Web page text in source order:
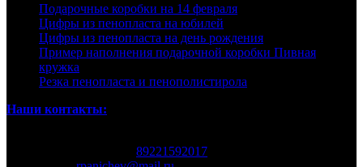
Подарочные коробки на 14 февраля
Цифры из пенопласта на юбилей
Цифры из пенопласта на день рождения
Пример наполнения подарочной коробки Пивная
кружка
Резка пенопласта и пенополистирола
Наши контакты:
89221592017